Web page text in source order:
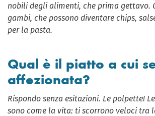
nobili degli alimenti, che prima gettavo.
gambi, che possono diventare chips,
per la pasta.
Qual è il piatto a cui
affezionata?
Rispondo senza esitazioni. Le polpette!
sono come la vita: ti scorrono veloci tra